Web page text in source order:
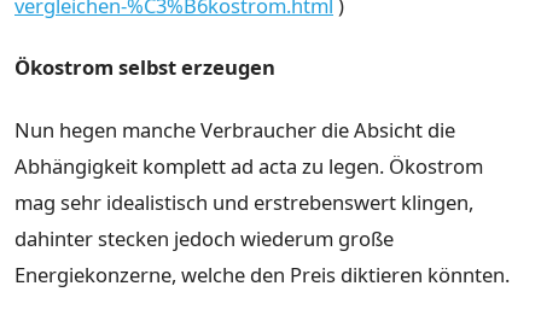
Ökostrom selbst erzeugen
Nun hegen manche Verbraucher die Absicht die
Abhängigkeit komplett ad acta zu legen. Ökostrom
mag sehr idealistisch und erstrebenswert klingen,
dahinter stecken jedoch wiederum große
Energiekonzerne, welche den Preis diktieren könnten.